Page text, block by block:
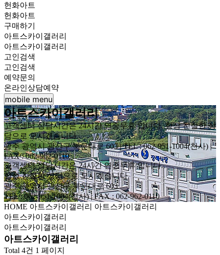
헌화아트
헌화아트
구매하기
아트스카이갤러리
아트스카이갤러리
고인검색
고인검색
예약문의
온라인상담예약
mobile menu
아트스카이갤러리
고객센터 상담시간은 24시간 연중무휴 입니다. 항상 친절한 상
담으로 모시겠습니다.
광주 광역시 광산구 북문대로 603 | TEL : 062-951-1004(천사) |
FAX : 062-962-0110
고객센터 상담시간은 24시간 연중무휴 입니다.
항상 친절한 상담으로 모시겠습니다.
광주 광역시 광산구 북문대로 603
TEL : 062-951-1004(천사) | FAX : 062-962-0110
HOME 아트스카이갤러리 아트스카이갤러리
아트스카이갤러리
아트스카이갤러리
아트스카이갤러리
Total 4건 1 페이지